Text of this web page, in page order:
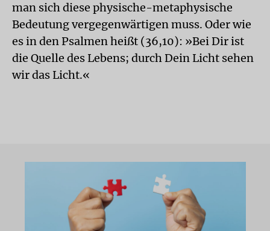
man sich diese physische-metaphysische
Bedeutung vergegenwärtigen muss. Oder wie
es in den Psalmen heißt (36,10): »Bei Dir ist
die Quelle des Lebens; durch Dein Licht sehen
wir das Licht.«